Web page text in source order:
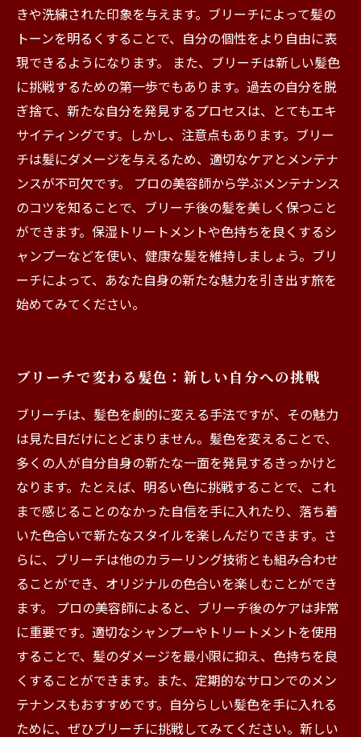
きや洗練された印象を与えます。ブリーチによって髪の
トーンを明るくすることで、自分の個性をより自由に表
現できるようになります。 また、ブリーチは新しい髪色
に挑戦するための第一歩でもあります。過去の自分を脱
ぎ捨て、新たな自分を発見するプロセスは、とてもエキ
サイティングです。しかし、注意点もあります。ブリー
チは髪にダメージを与えるため、適切なケアとメンテナ
ンスが不可欠です。 プロの美容師から学ぶメンテナンス
のコツを知ることで、ブリーチ後の髪を美しく保つこと
ができます。保湿トリートメントや色持ちを良くするシ
ャンプーなどを使い、健康な髪を維持しましょう。ブリ
ーチによって、あなた自身の新たな魅力を引き出す旅を
始めてみてください。
ブリーチで変わる髪色：新しい自分への挑戦
ブリーチは、髪色を劇的に変える手法ですが、その魅力
は見た目だけにとどまりません。髪色を変えることで、
多くの人が自分自身の新たな一面を発見するきっかけと
なります。たとえば、明るい色に挑戦することで、これ
まで感じることのなかった自信を手に入れたり、落ち着
いた色合いで新たなスタイルを楽しんだりできます。さ
らに、ブリーチは他のカラーリング技術とも組み合わせ
ることができ、オリジナルの色合いを楽しむことができ
ます。 プロの美容師によると、ブリーチ後のケアは非常
に重要です。適切なシャンプーやトリートメントを使用
することで、髪のダメージを最小限に抑え、色持ちを良
くすることができます。また、定期的なサロンでのメン
テナンスもおすすめです。自分らしい髪色を手に入れる
ために、ぜひブリーチに挑戦してみてください。新しい